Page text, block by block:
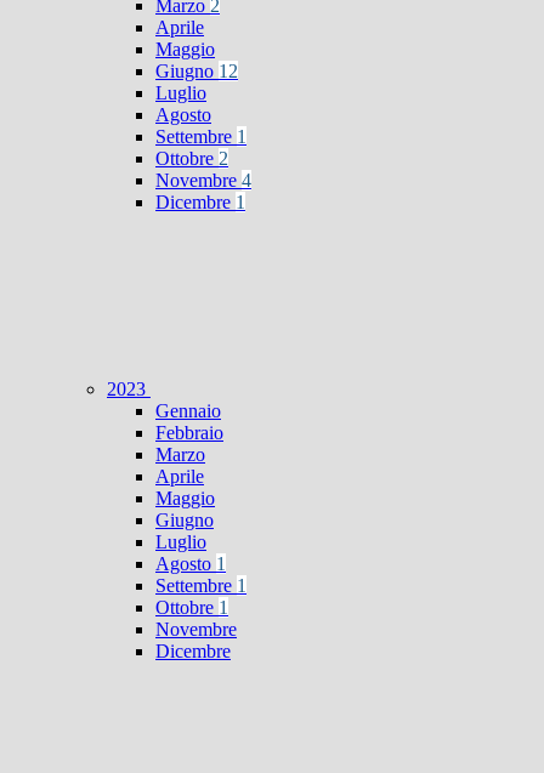
Marzo 2
Aprile
Maggio
Giugno 12
Luglio
Agosto
Settembre 1
Ottobre 2
Novembre 4
Dicembre 1
2023
Gennaio
Febbraio
Marzo
Aprile
Maggio
Giugno
Luglio
Agosto 1
Settembre 1
Ottobre 1
Novembre
Dicembre